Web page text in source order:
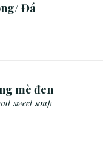
Đá
mè đen
sweet soup